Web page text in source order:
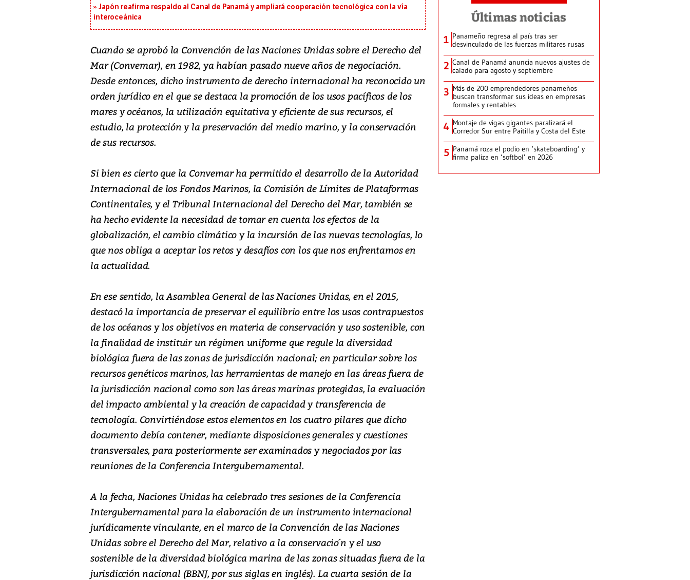
Japón reafirma respaldo al Canal de Panamá y ampliará cooperación tecnológica con la vía
interoceánica
Cuando se aprobó la Convención de las Naciones Unidas sobre el Derecho del
Mar (Convemar), en 1982, ya habían pasado nueve años de negociación.
Desde entonces, dicho instrumento de derecho internacional ha reconocido un
orden jurídico en el que se destaca la promoción de los usos pacíficos de los
mares y océanos, la utilización equitativa y eficiente de sus recursos, el
estudio, la protección y la preservación del medio marino, y la conservación
de sus recursos.
Si bien es cierto que la Convemar ha permitido el desarrollo de la Autoridad
Internacional de los Fondos Marinos, la Comisión de Límites de Plataformas
Continentales, y el Tribunal Internacional del Derecho del Mar, también se
ha hecho evidente la necesidad de tomar en cuenta los efectos de la
globalización, el cambio climático y la incursión de las nuevas tecnologías, lo
que nos obliga a aceptar los retos y desafíos con los que nos enfrentamos en
la actualidad.
En ese sentido, la Asamblea General de las Naciones Unidas, en el 2015,
destacó la importancia de preservar el equilibrio entre los usos contrapuestos
de los océanos y los objetivos en materia de conservación y uso sostenible, con
la finalidad de instituir un régimen uniforme que regule la diversidad
biológica fuera de las zonas de jurisdicción nacional; en particular sobre los
recursos genéticos marinos, las herramientas de manejo en las áreas fuera de
la jurisdicción nacional como son las áreas marinas protegidas, la evaluación
del impacto ambiental y la creación de capacidad y transferencia de
tecnología. Convirtiéndose estos elementos en los cuatro pilares que dicho
documento debía contener, mediante disposiciones generales y cuestiones
transversales, para posteriormente ser examinados y negociados por las
reuniones de la Conferencia Intergubernamental.
A la fecha, Naciones Unidas ha celebrado tres sesiones de la Conferencia
Intergubernamental para la elaboración de un instrumento internacional
jurídicamente vinculante, en el marco de la Convención de las Naciones
Unidas sobre el Derecho del Mar, relativo a la conservacio´n y el uso
sostenible de la diversidad biológica marina de las zonas situadas fuera de la
jurisdicción nacional (BBNJ, por sus siglas en inglés). La cuarta sesión de la
Últimas noticias
1 Panameño regresa al país tras ser
desvinculado de las fuerzas militares rusas
2 Canal de Panamá anuncia nuevos ajustes de
calado para agosto y septiembre
3 Más de 200 emprendedores panameños
buscan transformar sus ideas en empresas
formales y rentables
4 Montaje de vigas gigantes paralizará el
Corredor Sur entre Paitilla y Costa del Este
5 Panamá roza el podio en ‘skateboarding’ y
firma paliza en ‘softbol’ en 2026